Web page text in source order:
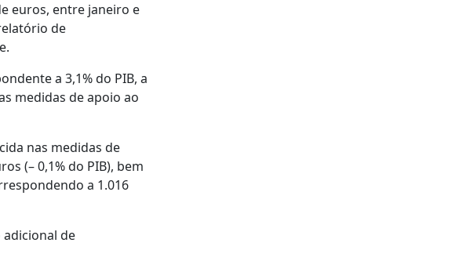
euros, entre janeiro e
de
a 3,1% do PIB, a
medidas de apoio ao
nas medidas de
(– 0,1% do PIB), bem
a 1.016
de